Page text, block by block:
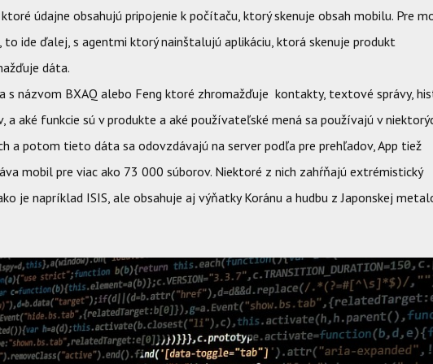
údajne obsahujú pripojenie k počítaču, ktorý skenuje obsah mobilu. Pre
to ide ďalej, s agentmi ktorý nainštalujú aplikáciu, ktorá skenuje produkt
dáta.
s názvom BXAQ alebo Feng ktoré zhromažďuje kontakty, textové správy,
a aké funkcie sú v produkte a aké používateľské mená sa používajú v
a potom tieto dáta sa odovzdávajú na server podľa pre prehľadov, App tiež
mobil pre viac ako 73 000 súborov. Niektoré z nich zahŕňajú extrémistický
je napríklad ISIS, ale obsahuje aj výňatky Koránu a hudbu z Japonskej